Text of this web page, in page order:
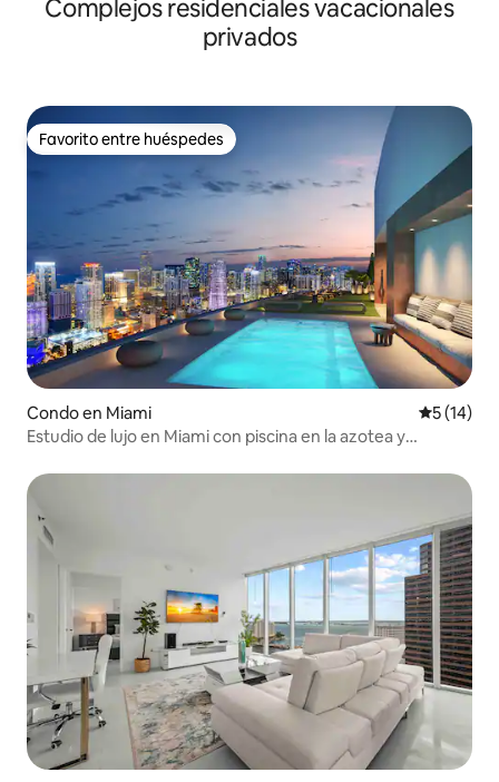
Complejos residenciales vacacionales
privados
Favorito entre huéspedes
Favorito entre huéspedes
Condo en Miami
5 (14)
Estudio de lujo en Miami con piscina en la azotea y